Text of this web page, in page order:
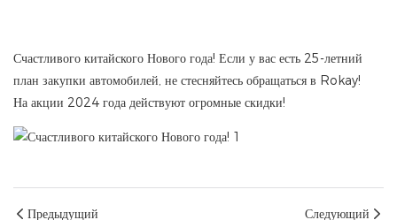
Счастливого китайского Нового года! Если у вас есть 25-летний
план закупки автомобилей, не стесняйтесь обращаться в Rokay!
На акции 2024 года действуют огромные скидки!
Предыдущий Следующий